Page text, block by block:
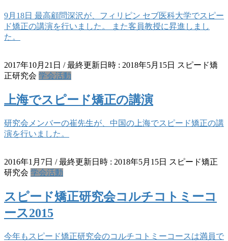
9月18日 最高顧問深沢が、フィリピン セブ医科大学でスピー
ド矯正の講演を行いました。 また客員教授に昇進しまし
た。
2017年10月21日 / 最終更新日時 : 2018年5月15日 スピード矯
正研究会 学会活動
上海でスピード矯正の講演
研究会メンバーの崔先生が、中国の上海でスピード矯正の講
演を行いました。
2016年1月7日 / 最終更新日時 : 2018年5月15日 スピード矯正
研究会 学会活動
スピード矯正研究会コルチコトミーコ
ース2015
今年もスピード矯正研究会のコルチコトミーコースは満員で